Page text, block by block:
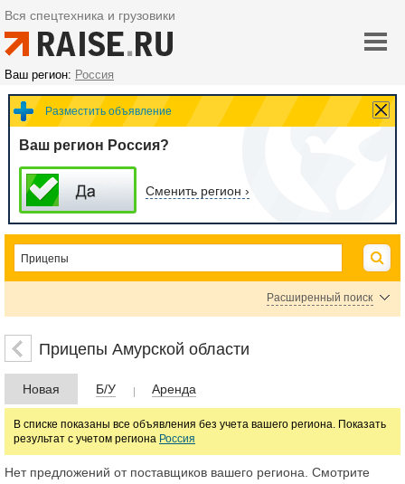
Вся спецтехника и грузовики
Ваш регион: Россия
Разместить объявление
Ваш регион Россия?
Сменить регион ›
Расширенный поиск
Цена
руб.
Марка
Прицепы Амурской области
Новая Б/У Аренда
В списке показаны все объявления без учета вашего региона. Показать
результат с учетом региона Россия
Нет предложений от поставщиков вашего региона. Смотрите